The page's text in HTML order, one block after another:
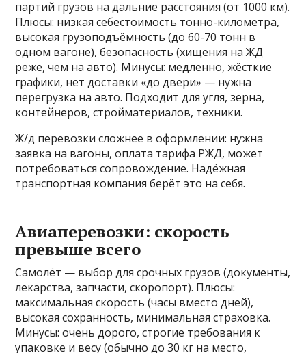
партий грузов на дальние расстояния (от 1000 км).
Плюсы: низкая себестоимость тонно-километра,
высокая грузоподъёмность (до 60-70 тонн в
одном вагоне), безопасность (хищения на ЖД
реже, чем на авто). Минусы: медленно, жёсткие
графики, нет доставки «до двери» — нужна
перегрузка на авто. Подходит для угля, зерна,
контейнеров, стройматериалов, техники.
Ж/д перевозки сложнее в оформлении: нужна
заявка на вагоны, оплата тарифа РЖД, может
потребоваться сопровождение. Надёжная
транспортная компания берёт это на себя.
Авиаперевозки: скорость
превыше всего
Самолёт — выбор для срочных грузов (документы,
лекарства, запчасти, скоропорт). Плюсы:
максимальная скорость (часы вместо дней),
высокая сохранность, минимальная страховка.
Минусы: очень дорого, строгие требования к
упаковке и весу (обычно до 30 кг на место,